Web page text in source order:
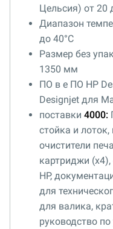
Цельсия) от ­20
Диапазон
до 40°С
Размер без
1350 мм
ПО в е ПО HP
Designjet для
поставки 4000:
стойка и
очистители
картриджи
HP,
для
для валика,
руководство